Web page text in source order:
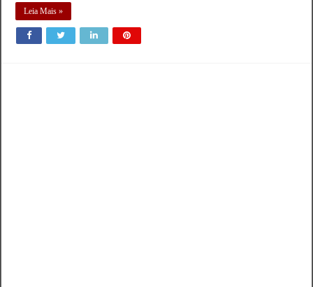
Leia Mais »